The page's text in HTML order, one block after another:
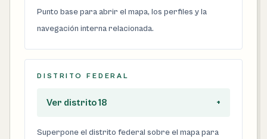
Punto base para abrir el mapa, los perfiles y la
navegación interna relacionada.
DISTRITO FEDERAL
Ver distrito 18 +
Superpone el distrito federal sobre el mapa para